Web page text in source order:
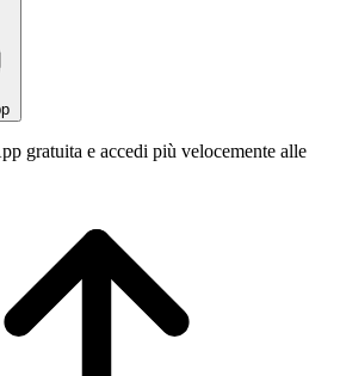
gratuita e accedi più velocemente alle